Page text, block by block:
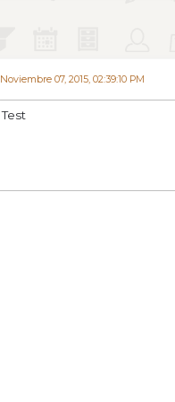
Noviembre 07, 2015, 02:39:10 PM
Test